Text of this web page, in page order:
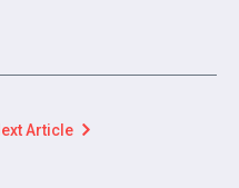
Article